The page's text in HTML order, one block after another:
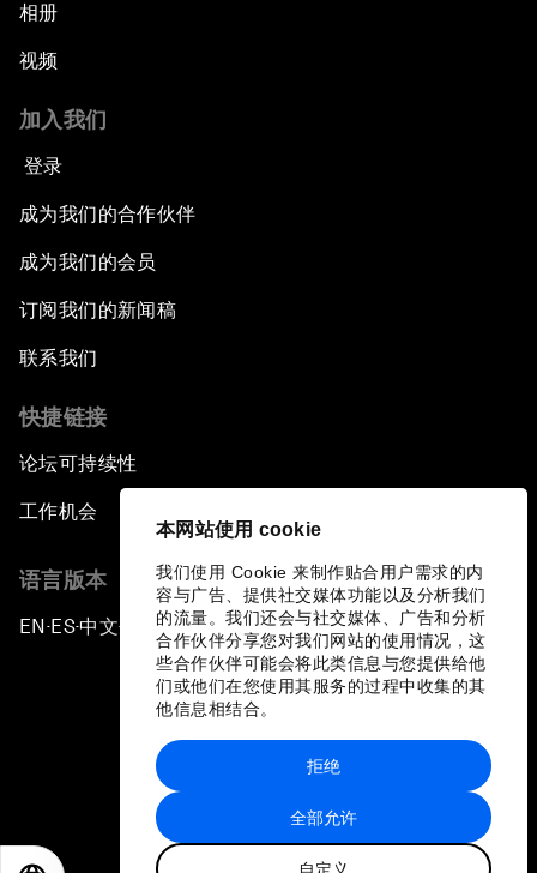
本网站使用 cookie
我们使用 Cookie 来制作贴合用户需求的内
容与广告、提供社交媒体功能以及分析我们
的流量。我们还会与社交媒体、广告和分析
合作伙伴分享您对我们网站的使用情况，这
些合作伙伴可能会将此类信息与您提供给他
们或他们在您使用其服务的过程中收集的其
他信息相结合。
全部允许
自定义
拒绝
相册
视频
加入我们
登录
成为我们的合作伙伴
成为我们的会员
订阅我们的新闻稿
联系我们
快捷链接
论坛可持续性
工作机会
语言版本
EN ▪ES▪中文▪ 日本語
站点地图